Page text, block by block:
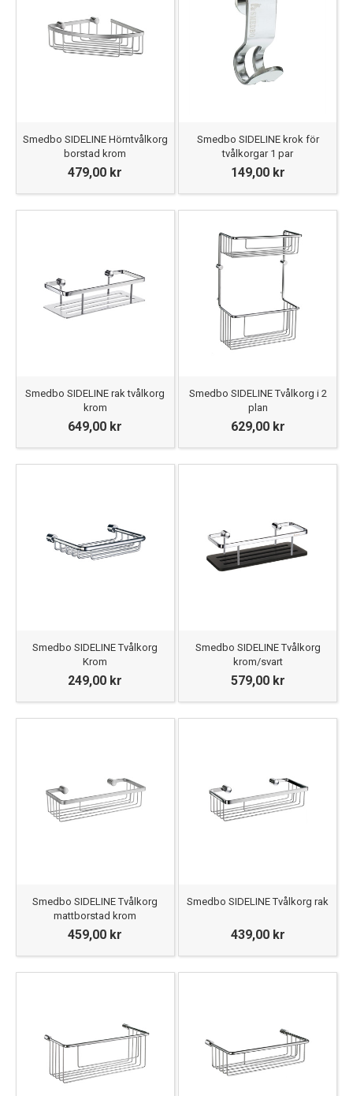
Smedbo SIDELINE Hörntvålkorg
borstad krom
479,00 kr
Smedbo SIDELINE krok för
tvålkorgar 1 par
149,00 kr
Smedbo SIDELINE rak tvålkorg
krom
649,00 kr
Smedbo SIDELINE Tvålkorg i 2
plan
629,00 kr
Smedbo SIDELINE Tvålkorg
Krom
249,00 kr
Smedbo SIDELINE Tvålkorg
krom/svart
579,00 kr
Smedbo SIDELINE Tvålkorg
mattborstad krom
459,00 kr
Smedbo SIDELINE Tvålkorg rak
439,00 kr